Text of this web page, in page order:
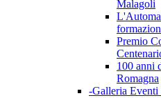
Malagoli
Premio
100 anni
Romagna
-Galleria Eventi